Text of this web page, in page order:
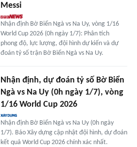
Messi
Nhận định Bờ Biển Ngà vs Na Uy, vòng 1/16
World Cup 2026 (0h ngày 1/7): Phân tích
phong độ, lực lượng, đội hình dự kiến và dự
đoán tỷ số trận Bờ Biển Ngà vs Na Uy.
Nhận định, dự đoán tỷ số Bờ Biển
Ngà vs Na Uy (0h ngày 1/7), vòng
1/16 World Cup 2026
Nhận định Bờ Biển Ngà vs Na Uy (0h ngày
1/7). Báo Xây dựng cập nhật đội hình, dự đoán
kết quả World Cup 2026 chính xác nhất.